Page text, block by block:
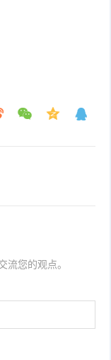
您的观点。